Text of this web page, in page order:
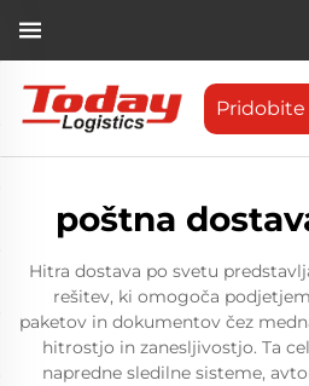
poštna
Hitra dostava po svetu
rešitev, ki omogoča
paketov in dokumentov čez
hitrostjo in zanesljivostjo. Ta
napredne sledilne sisteme,